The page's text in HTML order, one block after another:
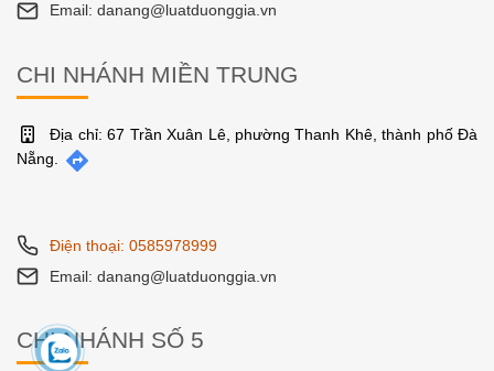
Email: danang@luatduonggia.vn
CHI NHÁNH MIỀN TRUNG
Địa chỉ: 67 Trần Xuân Lê, phường Thanh Khê, thành phố Đà
Nẵng.
Điện thoại: 0585978999
Email: danang@luatduonggia.vn
CHI NHÁNH SỐ 5